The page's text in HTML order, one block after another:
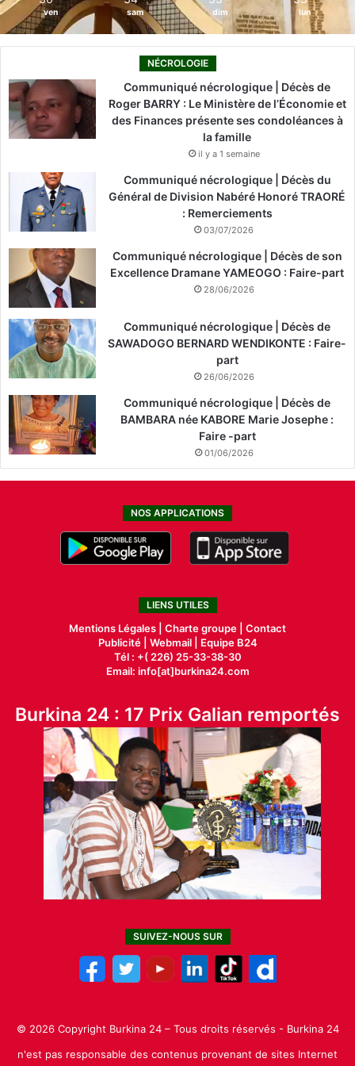
ven sam dim lun
NÉCROLOGIE
Communiqué nécrologique | Décès de
Roger BARRY : Le Ministère de l’Économie et
des Finances présente ses condoléances à
la famille
il y a 1 semaine
Communiqué nécrologique | Décès du
Général de Division Nabéré Honoré TRAORÉ
: Remerciements
03/07/2026
Communiqué nécrologique | Décès de son
Excellence Dramane YAMEOGO : Faire-part
28/06/2026
Communiqué nécrologique | Décès de
SAWADOGO BERNARD WENDIKONTE : Faire-
part
26/06/2026
Communiqué nécrologique | Décès de
BAMBARA née KABORE Marie Josephe :
Faire -part
01/06/2026
NOS APPLICATIONS
LIENS UTILES
Mentions Légales | Charte groupe | Contact
Publicité| Webmail |
Equipe B24
Tél : +( 226) 25-33-38-30
Email: info[at]burkina24.com
Burkina 24 : 17 Prix Galian remportés
SUIVEZ-NOUS SUR
© 2026 Copyright Burkina 24 – Tous droits réservés - Burkina 24
n'est pas responsable des contenus provenant de sites Internet